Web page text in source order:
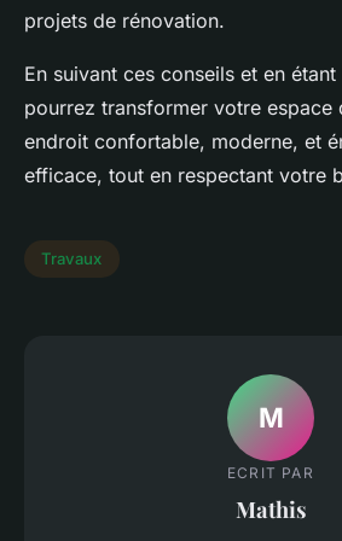
projets de rénovation.
En suivant ces conseils et en
pourrez transformer votre espace
endroit confortable, moderne, et
efficace, tout en respectant votre
Travaux
M
ECRIT PAR
Mathis